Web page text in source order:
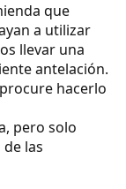
que
a utilizar
llevar una
antelación.
hacerlo
pero solo
las